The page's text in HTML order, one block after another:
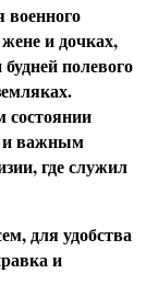
и дочках,
полевого
и важным
где служил
для удобства
и